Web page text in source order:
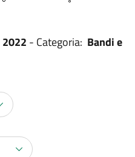
2022 - Categoria: Bandi e